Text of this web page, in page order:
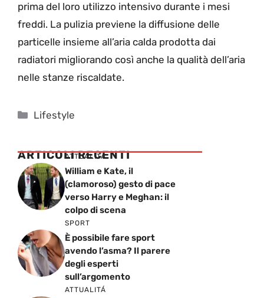
prima del loro utilizzo intensivo durante i mesi
freddi. La pulizia previene la diffusione delle
particelle insieme all’aria calda prodotta dai
radiatori migliorando così anche la qualità dell’aria
nelle stanze riscaldate.
Categorie
Lifestyle
ARTICOLI RECENTI
ATTUALITÁ
William e Kate, il
(clamoroso) gesto di pace
verso Harry e Meghan: il
colpo di scena
SPORT
È possibile fare sport
avendo l’asma? Il parere
degli esperti
sull’argomento
ATTUALITÁ